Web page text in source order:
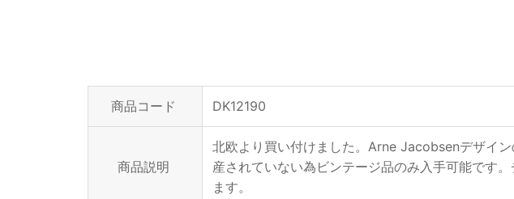
商品コード DK12190
商品説明
北欧より買い付けました。Arne Jacobsenデザイ
産されていない為ビンテージ品のみ入手可能です
ます。